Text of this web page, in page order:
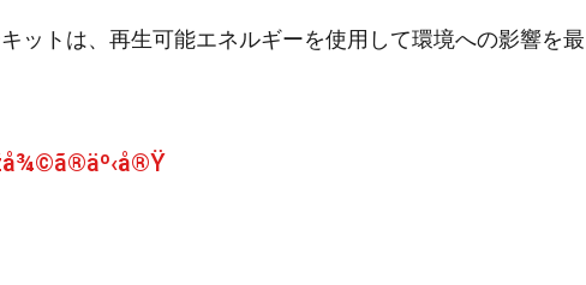
ットは、再生可能エネルギーを使用して環境への影響を最